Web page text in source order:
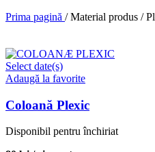
Prima pagină / Material produs /
Select date(s)
Adaugă la favorite
Coloană Plexic
Disponibil pentru închiriat